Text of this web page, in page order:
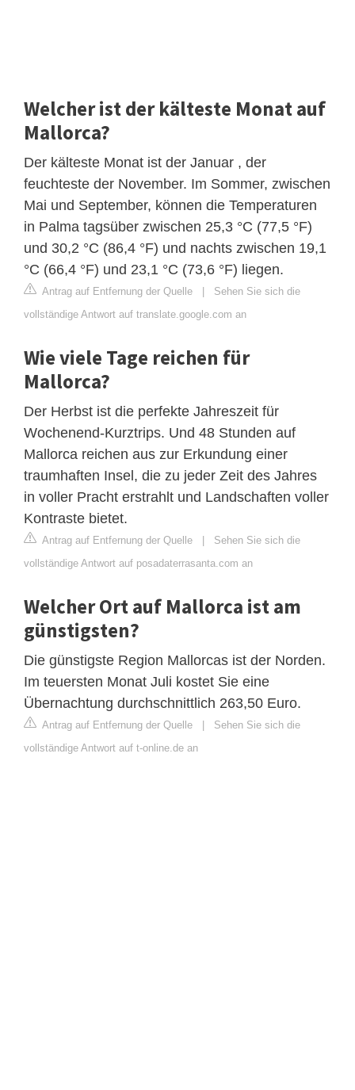
Welcher ist der kälteste Monat auf
Mallorca?
Der kälteste Monat ist der Januar , der
feuchteste der November. Im Sommer, zwischen
Mai und September, können die Temperaturen
in Palma tagsüber zwischen 25,3 °C (77,5 °F)
und 30,2 °C (86,4 °F) und nachts zwischen 19,1
°C (66,4 °F) und 23,1 °C (73,6 °F) liegen.
Antrag auf Entfernung der Quelle | Sehen Sie sich die
vollständige Antwort auf translate.google.com an
Wie viele Tage reichen für
Mallorca?
Der Herbst ist die perfekte Jahreszeit für
Wochenend-Kurztrips. Und 48 Stunden auf
Mallorca reichen aus zur Erkundung einer
traumhaften Insel, die zu jeder Zeit des Jahres
in voller Pracht erstrahlt und Landschaften voller
Kontraste bietet.
Antrag auf Entfernung der Quelle | Sehen Sie sich die
vollständige Antwort auf posadaterrasanta.com an
Welcher Ort auf Mallorca ist am
günstigsten?
Die günstigste Region Mallorcas ist der Norden.
Im teuersten Monat Juli kostet Sie eine
Übernachtung durchschnittlich 263,50 Euro.
Antrag auf Entfernung der Quelle | Sehen Sie sich die
vollständige Antwort auf t-online.de an